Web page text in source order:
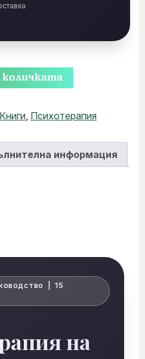
количката
Книги Психотерапия
информация
| 15
на